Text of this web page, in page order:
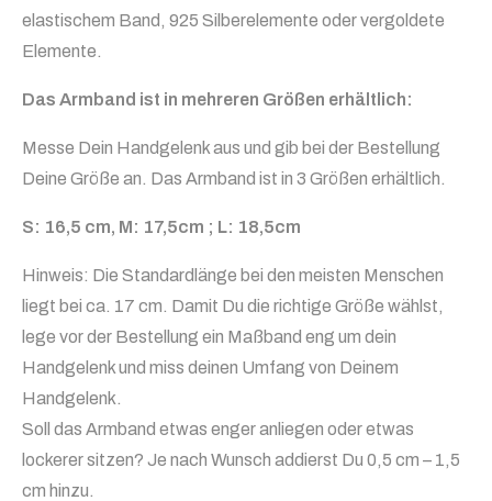
elastischem Band, 925 Silberelemente oder vergoldete
Elemente.
Das Armband ist in mehreren Größen erhältlich:
Messe Dein Handgelenk aus und gib bei der Bestellung
Deine Größe an. Das Armband ist in 3 Größen erhältlich.
S: 16,5 cm, M: 17,5cm ; L: 18,5cm
Hinweis: Die Standardlänge bei den meisten Menschen
liegt bei ca. 17 cm. Damit Du die richtige Größe wählst,
lege vor der Bestellung ein Maßband eng um dein
Handgelenk und miss deinen Umfang von Deinem
Handgelenk.
Soll das Armband etwas enger anliegen oder etwas
lockerer sitzen? Je nach Wunsch addierst Du 0,5 cm – 1,5
cm hinzu.